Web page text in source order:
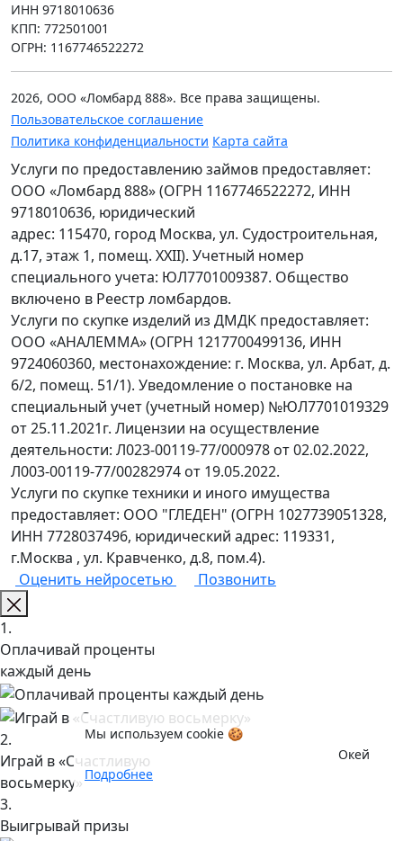
ИНН 9718010636
КПП: 772501001
ОГРН: 1167746522272
2026, ООО «Ломбард 888». Все права защищены.
Пользовательское соглашение
Политика конфиденциальности Карта сайта
Услуги по предоставлению займов предоставляет:
ООО «Ломбард 888» (ОГРН 1167746522272, ИНН
9718010636, юридический
адрес: 115470, город Москва, ул. Судостроительная,
д.17, этаж 1, помещ. XXII). Учетный номер
специального учета: ЮЛ7701009387. Общество
включено в Реестр ломбардов.
Услуги по скупке изделий из ДМДК предоставляет:
ООО «АНАЛЕММА» (ОГРН 1217700499136, ИНН
9724060360, местонахождение: г. Москва, ул. Арбат, д.
6/2, помещ. 51/1). Уведомление о постановке на
специальный учет (учетный номер) №ЮЛ7701019329
от 25.11.2021г. Лицензии на осуществление
деятельности: Л023-00119-77/000978 от 02.02.2022,
Л003-00119-77/00282974 от 19.05.2022.
Услуги по скупке техники и иного имущества
предоставляет: ООО "ГЛЕДЕН" (ОГРН 1027739051328,
ИНН 7728037496, юридический адрес: 119331,
г.Москва , ул. Кравченко, д.8, пом.4).
Оценить нейросетью
Позвонить
Мы используем cookie 🍪
Подробнее
Окей
1.
Оплачивай проценты
каждый день
2.
Играй в «Счастливую
восьмерку»
3.
Выигрывай призы